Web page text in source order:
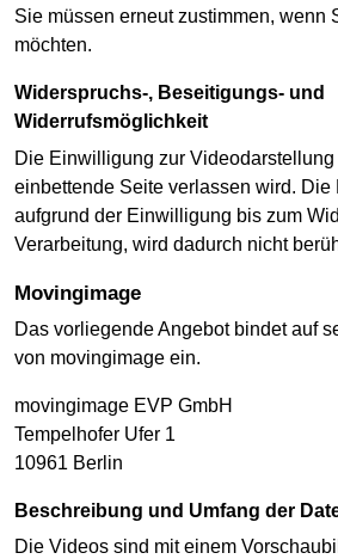
Sie müssen erneut zustimmen, wenn
möchten.
Widerspruchs-, Beseitigungs- und
Widerrufsmöglichkeit
Die Einwilligung zur
einbettende Seite verlassen wird. Die
aufgrund der Einwilligung bis zum
Verarbeitung, wird dadurch nicht
movingimage
Das vorliegende Angebot bindet auf
von movingimage ein.
movingimage EVP GmbH
Tempelhofer Ufer 1
10961 Berlin
Beschreibung und Umfang der
Die Videos sind mit einem